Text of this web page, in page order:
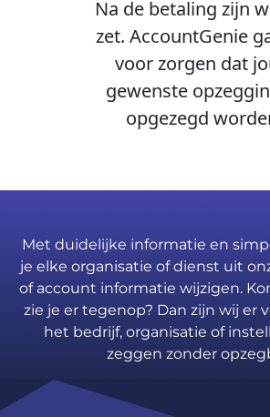
Na de betaling zijn
zet. AccountGenie
voor zorgen dat
gewenste
opgezegd
Met duidelijke informatie en
je elke organisatie of dienst uit
of account informatie wijzigen.
zie je er tegenop? Dan zijn wij er
het bedrijf, organisatie of
zeggen zonder